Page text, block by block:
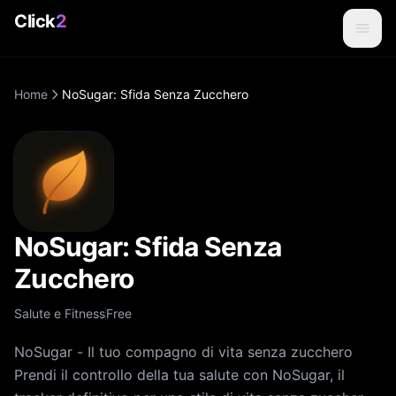
Click2
Home NoSugar: Sfida Senza Zucchero
NoSugar: Sfida Senza
Zucchero
Salute e FitnessFree
NoSugar - Il tuo compagno di vita senza zucchero
Prendi il controllo della tua salute con NoSugar, il